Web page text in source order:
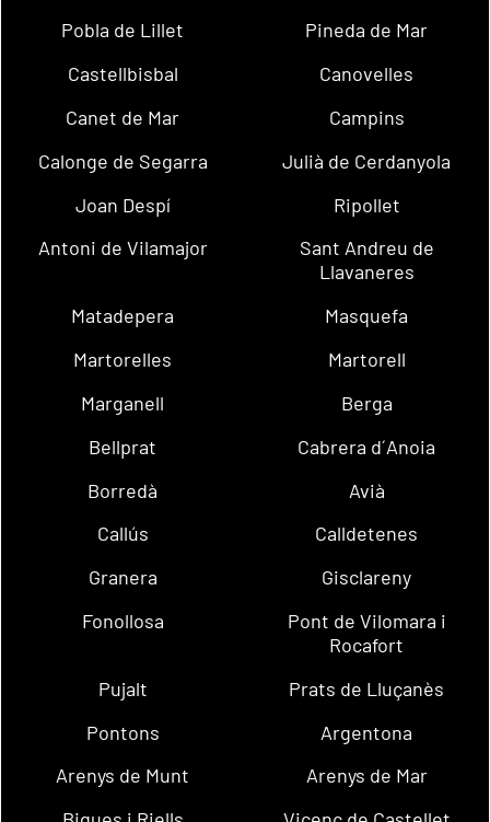
Pobla de Lillet
Pineda de Mar
Castellbisbal
Canovelles
Canet de Mar
Campins
Calonge de Segarra
Julià de Cerdanyola
Joan Despí
Ripollet
Antoni de Vilamajor
Sant Andreu de
Llavaneres
Matadepera
Masquefa
Martorelles
Martorell
Marganell
Berga
Bellprat
Cabrera d´Anoia
Borredà
Avià
Callús
Calldetenes
Granera
Gisclareny
Fonollosa
Pont de Vilomara i
Rocafort
Pujalt
Prats de Lluçanès
Pontons
Argentona
Arenys de Munt
Arenys de Mar